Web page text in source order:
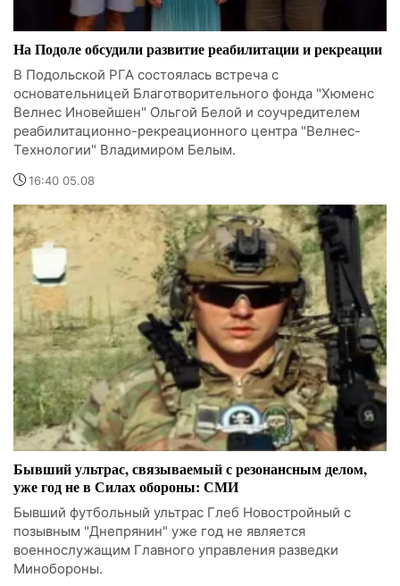
На Подоле обсудили развитие реабилитации и рекреации
В Подольской РГА состоялась встреча с
основательницей Благотворительного фонда "Хюменс
Велнес Иновейшен" Ольгой Белой и соучредителем
реабилитационно-рекреационного центра "Велнес-
Технологии" Владимиром Белым.
16:40 05.08
Бывший ультрас, связываемый с резонансным делом,
уже год не в Силах обороны: СМИ
Бывший футбольный ультрас Глеб Новостройный с
позывным "Днепрянин" уже год не является
военнослужащим Главного управления разведки
Минобороны.